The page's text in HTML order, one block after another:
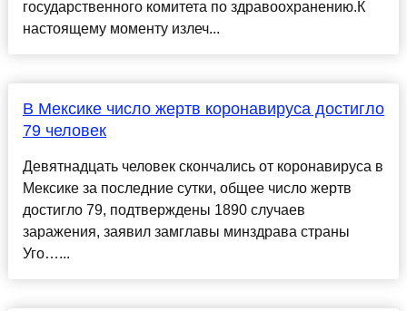
государственного комитета по здравоохранению.К
настоящему моменту излеч...
В Мексике число жертв коронавируса достигло
79 человек
Девятнадцать человек скончались от коронавируса в
Мексике за последние сутки, общее число жертв
достигло 79, подтверждены 1890 случаев
заражения, заявил замглавы минздрава страны
Уго…...